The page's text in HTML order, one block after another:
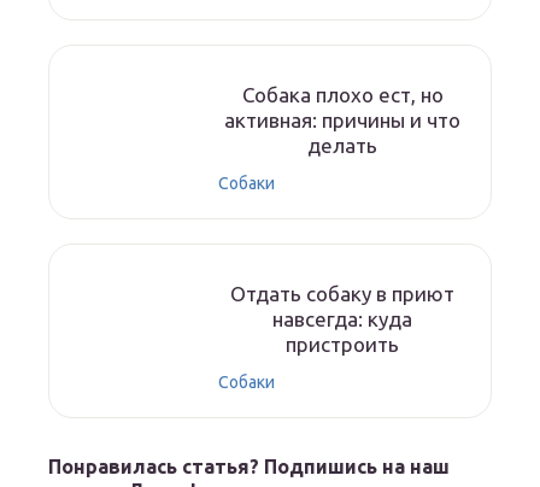
Собака плохо ест, но
активная: причины и что
делать
Собаки
Отдать собаку в приют
навсегда: куда
пристроить
Собаки
Понравилась статья? Подпишись на наш